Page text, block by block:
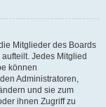
Mitglieder des Boards
Jedes Mitglied
können
Administratoren,
und sie zum
ihnen Zugriff zu